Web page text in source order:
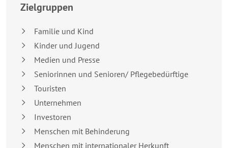
Zielgruppen
Familie und Kind
Kinder und Jugend
Medien und Presse
Seniorinnen und Senioren/ Pflegebedürftige
Touristen
Unternehmen
Investoren
Menschen mit Behinderung
Menschen mit internationaler Herkunft